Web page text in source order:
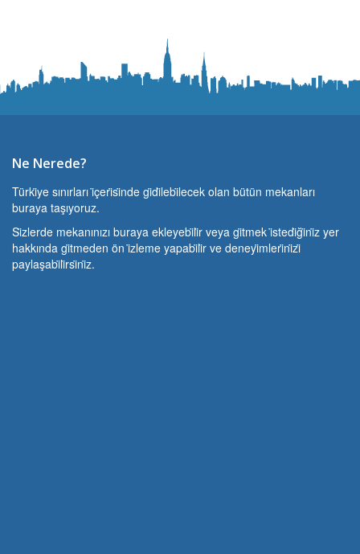
Ne Nerede?
Türki̇ye sınırları i̇çeri̇si̇nde gi̇di̇lebi̇lecek olan bütün mekanları
buraya taşıyoruz.
Si̇zlerde mekanınızı buraya ekleyebi̇li̇r veya gi̇tmek i̇stedi̇ği̇ni̇z yer
hakkında gi̇tmeden ön i̇zleme yapabi̇li̇r ve deneyi̇mleri̇ni̇zi̇
paylaşabi̇li̇rsi̇ni̇z.